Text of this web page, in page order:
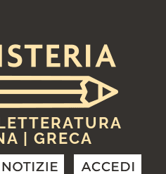
| GRECA